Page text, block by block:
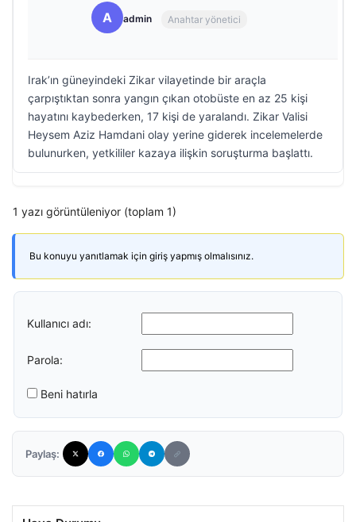
A admin Anahtar yönetici
Irak’ın güneyindeki Zikar vilayetinde bir araçla
çarpıştıktan sonra yangın çıkan otobüste en az 25 kişi
hayatını kaybederken, 17 kişi de yaralandı. Zikar Valisi
Heysem Aziz Hamdani olay yerine giderek incelemelerde
bulunurken, yetkililer kazaya ilişkin soruşturma başlattı.
1 yazı görüntüleniyor (toplam 1)
Bu konuyu yanıtlamak için giriş yapmış olmalısınız.
Kullanıcı adı:
Parola:
Beni hatırla
Paylaş: